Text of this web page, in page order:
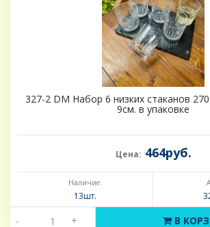
327-2 DM Набор 6 низких стаканов
9см. в упаковке
Цена: 464руб.
Наличие:
13шт.
- + В